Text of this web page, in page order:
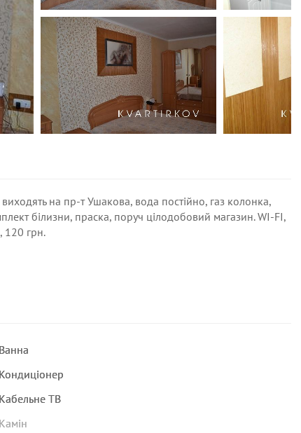
на пр-т Ушакова, вода постійно, газ колонка,
білизни, праска, поруч цілодобовий магазин. WI-FI,
120 грн.
Ванна
Кондиціонер
Кабельне ТВ
Камін